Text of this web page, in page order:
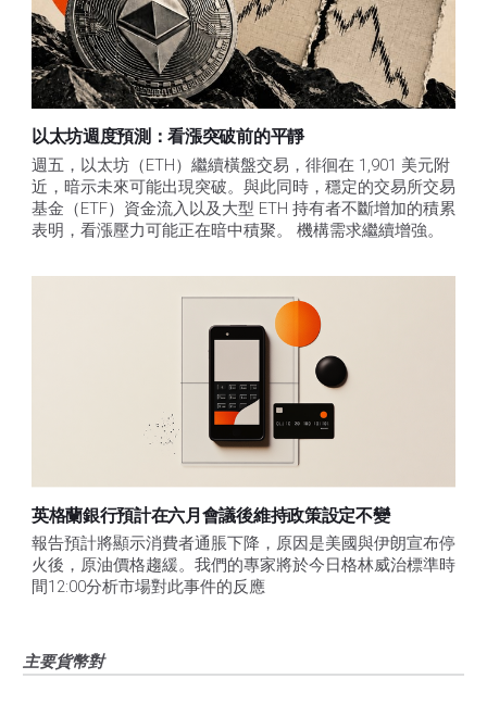
以太坊週度預測：看漲突破前的平靜
週五，以太坊（ETH）繼續橫盤交易，徘徊在 1,901 美元附
近，暗示未來可能出現突破。與此同時，穩定的交易所交易
基金（ETF）資金流入以及大型 ETH 持有者不斷增加的積累
表明，看漲壓力可能正在暗中積聚。 機構需求繼續增強。
英格蘭銀行預計在六月會議後維持政策設定不變
報告預計將顯示消費者通脹下降，原因是美國與伊朗宣布停
火後，原油價格趨緩。我們的專家將於今日格林威治標準時
間12:00分析市場對此事件的反應
主要貨幣對